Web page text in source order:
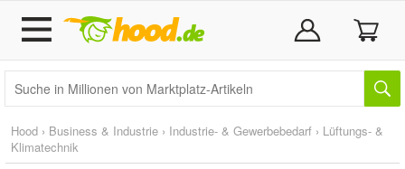
Hood › Business & Industrie › Industrie- & Gewerbebedarf › Lüftungs- &
Klimatechnik